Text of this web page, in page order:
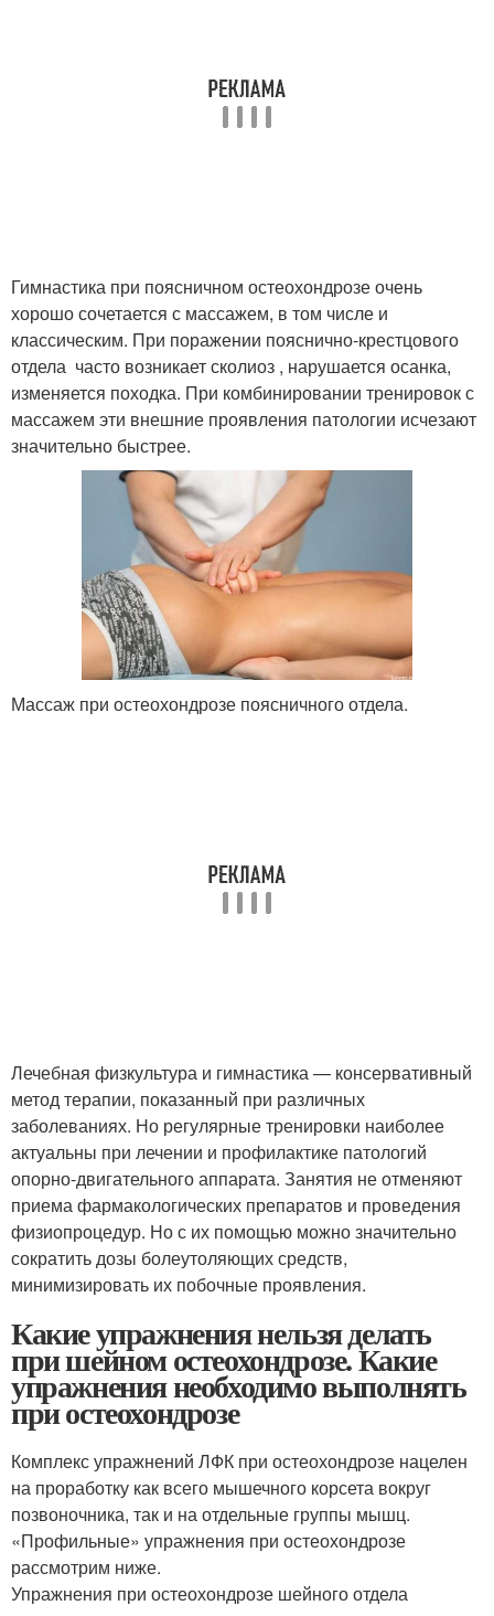
Гимнастика при поясничном остеохондрозе очень
хорошо сочетается с массажем, в том числе и
классическим. При поражении пояснично-крестцового
отдела часто возникает сколиоз , нарушается осанка,
изменяется походка. При комбинировании тренировок с
массажем эти внешние проявления патологии исчезают
значительно быстрее.
Массаж при остеохондрозе поясничного отдела.
Лечебная физкультура и гимнастика — консервативный
метод терапии, показанный при различных
заболеваниях. Но регулярные тренировки наиболее
актуальны при лечении и профилактике патологий
опорно-двигательного аппарата. Занятия не отменяют
приема фармакологических препаратов и проведения
физиопроцедур. Но с их помощью можно значительно
сократить дозы болеутоляющих средств,
минимизировать их побочные проявления.
Какие упражнения нельзя делать
при шейном остеохондрозе. Какие
упражнения необходимо выполнять
при остеохондрозе
Комплекс упражнений ЛФК при остеохондрозе нацелен
на проработку как всего мышечного корсета вокруг
позвоночника, так и на отдельные группы мышц.
«Профильные» упражнения при остеохондрозе
рассмотрим ниже.
Упражнения при остеохондрозе шейного отдела